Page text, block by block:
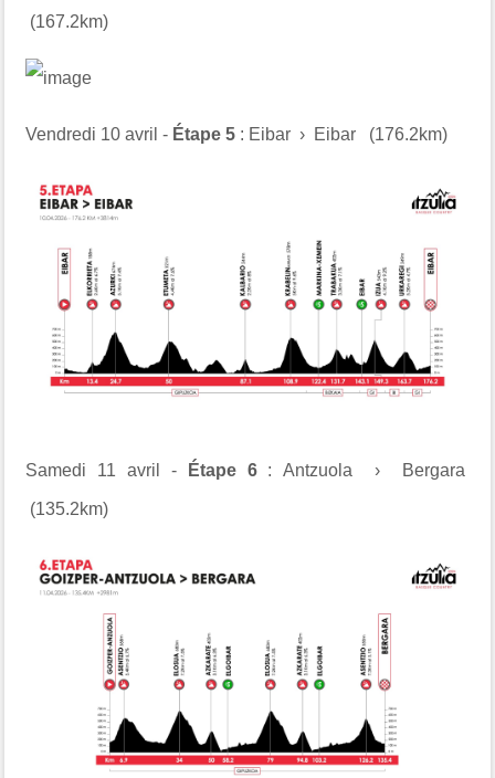
(167.2km)
Vendredi 10 avril - Étape 5 : Eibar › Eibar (176.2km)
Samedi 11 avril -Étape 6: Antzuola › Bergara
(135.2km)